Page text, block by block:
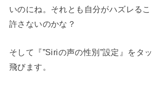
いのにね。それとも自分がハズレる
許さないのかな？
そして『”Siriの声の性別”設定』をタ
飛びます。